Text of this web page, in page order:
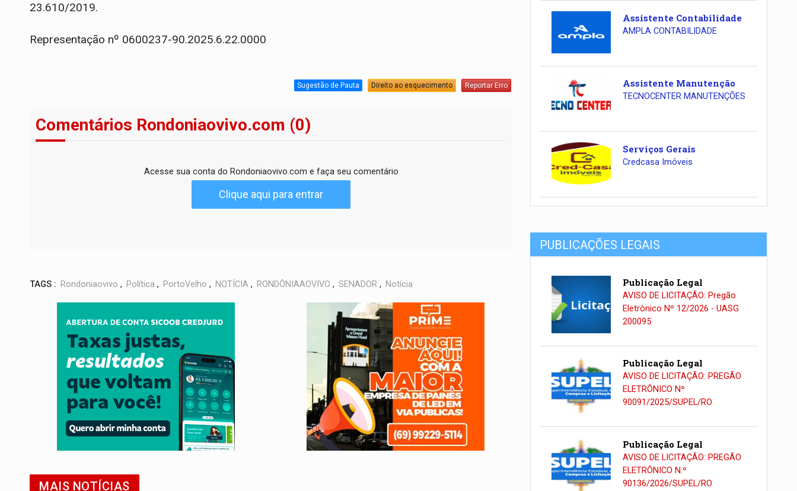
23.610/2019.
Representação nº 0600237-90.2025.6.22.0000
Sugestão de Pauta Direito ao esquecimento Reportar Erro
Comentários Rondoniaovivo.com (0)
Acesse sua conta do Rondoniaovivo.com e faça seu comentário
Clique aqui para entrar
TAGS : Rondoniaovivo , Política , PortoVelho , NOTÍCIA , RONDÔNIAAOVIVO , SENADOR , Notícia
MAIS NOTÍCIAS
Assistente Contabilidade
AMPLA CONTABILIDADE
Assistente Manutenção
TECNOCENTER MANUTENÇÕES
Serviços Gerais
Credcasa Imóveis
PUBLICAÇÕES LEGAIS
Publicação Legal
AVISO DE LICITAÇÃO: Pregão
Eletrônico Nº 12/2026 - UASG
200095
Publicação Legal
AVISO DE LICITAÇÃO: PREGÃO
ELETRÔNICO Nº
90091/2025/SUPEL/RO
Publicação Legal
AVISO DE LICITAÇÃO: PREGÃO
ELETRÔNICO N.º
90136/2026/SUPEL/RO